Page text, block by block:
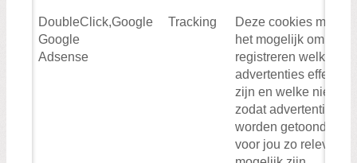
DoubleClick,
Google
Adsense
Google Tracking
Deze cookies maken
het mogelijk om te
registreren welke
advertenties effectief
zijn en welke niet,
zodat advertenties
worden getoond die
voor jou zo relevant